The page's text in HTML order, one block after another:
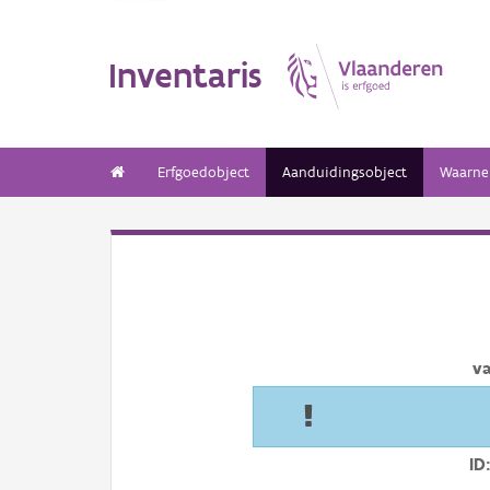
Inventaris
Erfgoedobject Aanduidingsobject
ID